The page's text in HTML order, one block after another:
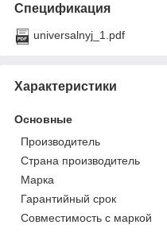
Спецификация
universalnyj_1.pdf
Характеристики
Основные
Производитель
Страна производитель
Марка
Гарантийный срок
Совместимость с маркой